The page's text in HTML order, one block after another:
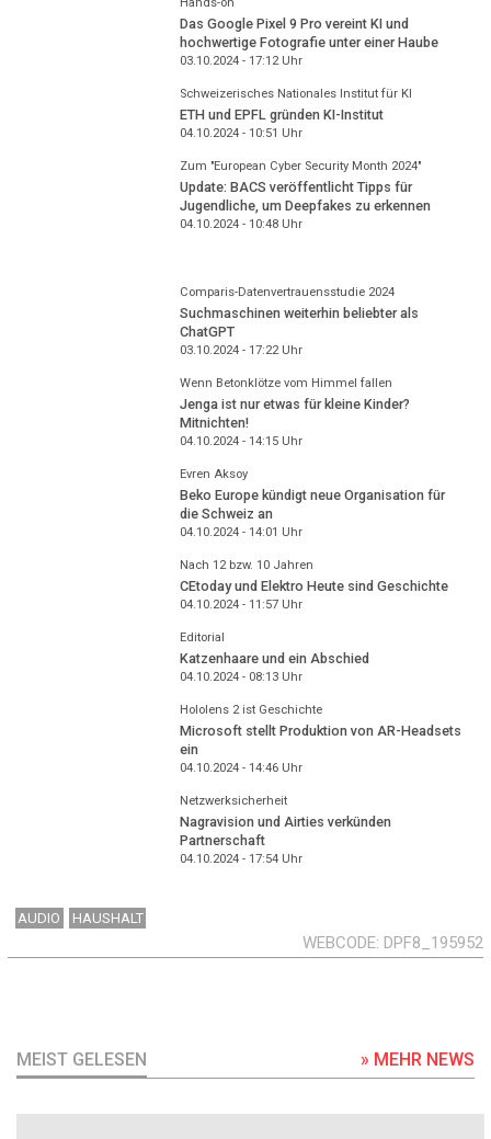
Das Google Pixel 9 Pro vereint KI und
hochwertige Fotografie unter einer Haube
03.10.2024 - 17:12Uhr
Schweizerisches Nationales Institut für KI
ETH und EPFL gründen KI-Institut
04.10.2024 - 10:51 Uhr
Zum "European Cyber Security Month 2024"
Update: BACS veröffentlicht Tipps für
Jugendliche, um Deepfakes zu erkennen
04.10.2024 - 10:48Uhr
Comparis-Datenvertrauensstudie 2024
Suchmaschinen weiterhin beliebter als
ChatGPT
03.10.2024 - 17:22Uhr
Wenn Betonklötze vom Himmel fallen
Jenga ist nur etwas für kleine Kinder?
Mitnichten!
04.10.2024 - 14:15Uhr
Evren Aksoy
Beko Europe kündigt neue Organisation für
die Schweiz an
04.10.2024 - 14:01 Uhr
Nach 12 bzw. 10 Jahren
CEtoday und Elektro Heute sind Geschichte
04.10.2024 - 11:57Uhr
Editorial
Katzenhaare und ein Abschied
04.10.2024 - 08:13Uhr
Hololens 2 ist Geschichte
Microsoft stellt Produktion von AR-Headsets
ein
04.10.2024 - 14:46Uhr
Netzwerksicherheit
Nagravision und Airties verkünden
Partnerschaft
04.10.2024 - 17:54Uhr
AUDIO HAUSHALT
WEBCODE DPF8_195952
MEIST GELESEN » MEHR NEWS